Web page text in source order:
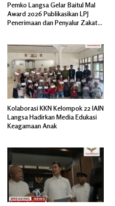
Pemko Langsa Gelar Baitul Mal
Award 2026 Publikasikan LPJ
Penerimaan dan Penyalur Zakat
Kolaborasi KKN Kelompok 22 IAIN
Langsa Hadirkan Media Edukasi
Keagamaan Anak